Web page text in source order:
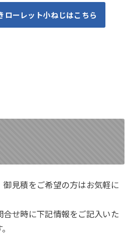
ローレット小ねじはこちら
見積をご希望の方はお気軽に
せ時に下記情報をご記入いた